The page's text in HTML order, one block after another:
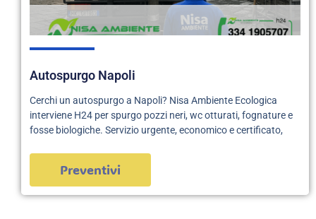
Autospurgo Napoli
Cerchi un autospurgo a Napoli? Nisa Ambiente Ecologica
interviene H24 per spurgo pozzi neri, wc otturati, fognature e
fosse biologiche. Servizio urgente, economico e certificato,
Preventivi